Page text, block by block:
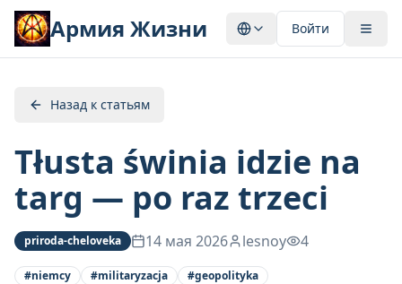
Армия Жизни Войти
Назад к статьям
Tłusta świnia idzie na
targ — po raz trzeci
priroda-cheloveka 14 мая 2026 lesnoy 4
#niemcy #militaryzacja #geopolityka